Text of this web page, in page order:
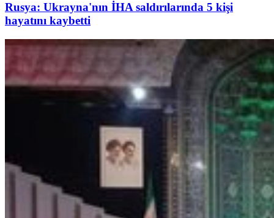
Rusya: Ukrayna'nın İHA saldırılarında 5 kişi
hayatını kaybetti